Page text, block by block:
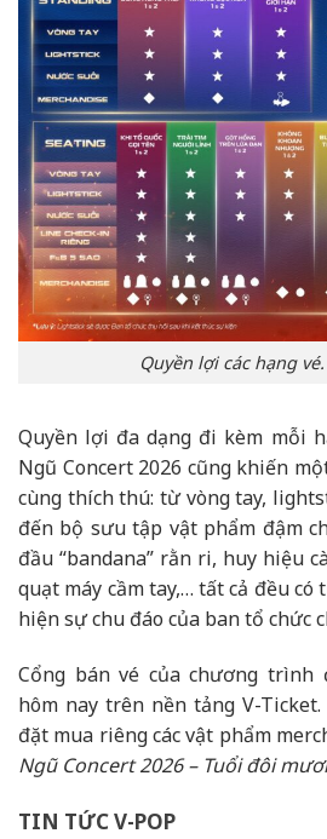
Quyền lợi các hạng
Quyền lợi đa dạng đi kèm mỗi
Ngũ Concert 2026 cũng khiến
cùng thích thú: từ vòng tay,
đến bộ sưu tập vật phẩm đậm
đầu “bandana” rằn ri, huy hiệu
quạt máy cầm tay,… tất cả đều có
hiện sự chu đáo của ban tổ chức
Cổng bán vé của chương
hôm nay trên nền tảng V-
đặt mua riêng các vật phẩm
Ngũ Concert 2026 – Tuổi đôi
TIN TỨC V-POP